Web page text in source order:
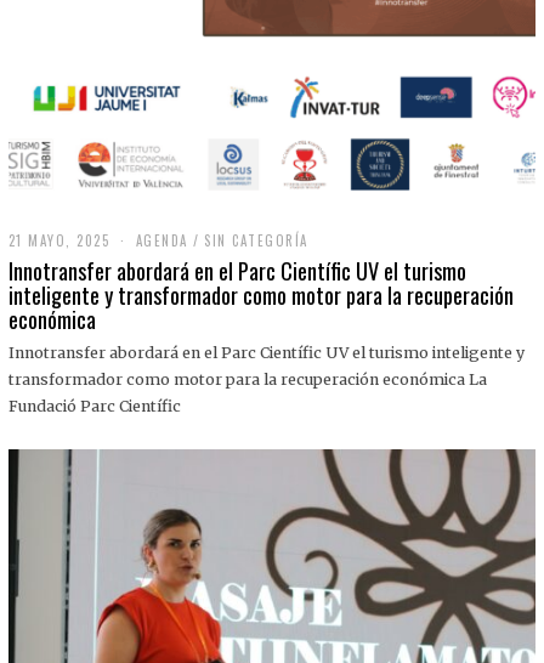
21 MAYO, 2025
M
A
Y
,
0
2
AGENDA / SIN CATEGORÍA
Innotransfer abordará en el Parc Científic UV el turismo
inteligente y transformador como motor para la recuperación
económica
Innotransfer abordará en el Parc Científic UV el turismo inteligente y
transformador como motor para la recuperación económica La
Fundació Parc Científic